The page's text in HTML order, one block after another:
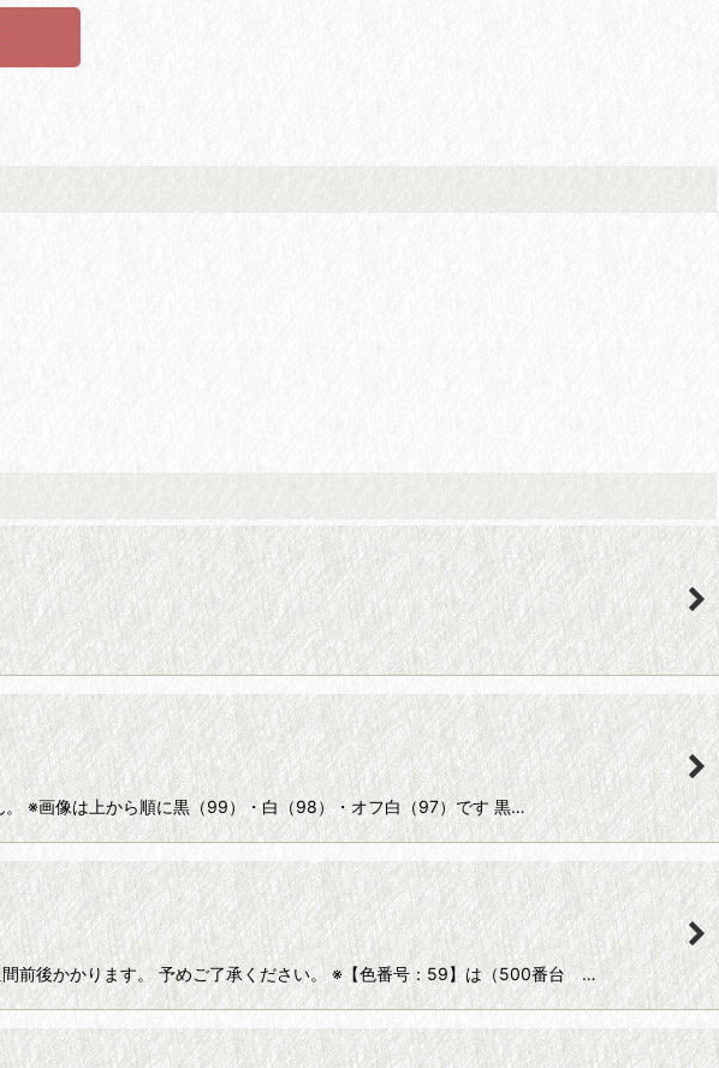
※画像は上から順に黒（99）・白（98）・オフ白（97）です 黒…
前後かかります。 予めご了承ください。 ※【色番号：59】は（500番台 …